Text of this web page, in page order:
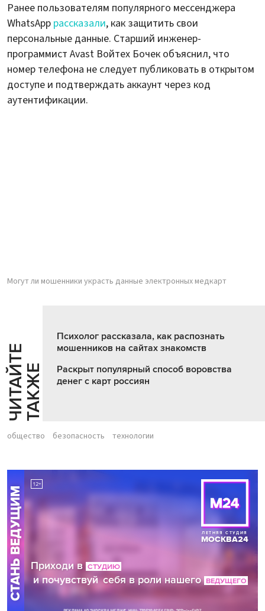
Ранее пользователям популярного мессенджера
WhatsApp рассказали, как защитить свои
персональные данные. Старший инженер-
программист Avast Войтех Бочек объяснил, что
номер телефона не следует публиковать в открытом
доступе и подтверждать аккаунт через код
аутентификации.
Могут ли мошенники украсть данные электронных медкарт
Ч
И
Т
АЙ
Т
Е
Т
А
К
ЖЕ
Психолог рассказала, как распознать
мошенников на сайтах знакомств
Раскрыт популярный способ воровства
денег с карт россиян
общество безопасность технологии